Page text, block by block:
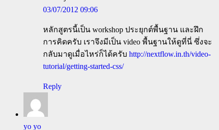
03/07/2012 09:06
หลักสูตรนี้เป็น workshop ประยุกต์พื้นฐาน และฝึก
การคิดครับ เราจึงมีเป็น video พื้นฐานให้ดูที่นี่ ซึ่งจะ
กลับมาดูเมื่อไหร่ก็ได้ครับ http://nextflow.in.th/video-
tutorial/getting-started-css/
Reply
yo yo